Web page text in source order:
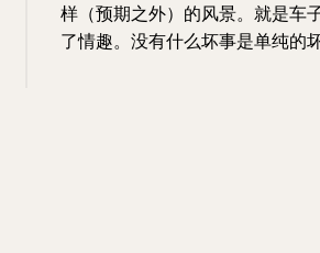
样（预期之外）的风景。就是车
了情趣。没有什么坏事是单纯的坏